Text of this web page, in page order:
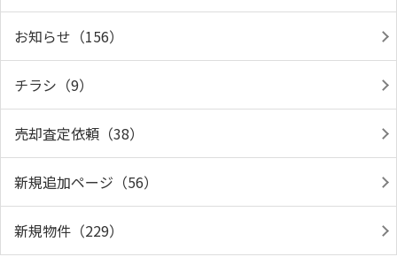
お知らせ（156）
チラシ（9）
売却査定依頼（38）
新規追加ページ（56）
新規物件（229）